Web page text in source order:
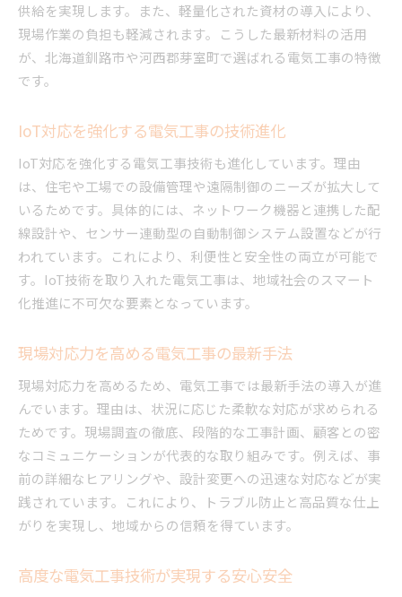
供給を実現します。また、軽量化された資材の導入により、
現場作業の負担も軽減されます。こうした最新材料の活用
が、北海道釧路市や河西郡芽室町で選ばれる電気工事の特徴
です。
IoT対応を強化する電気工事の技術進化
IoT対応を強化する電気工事技術も進化しています。理由
は、住宅や工場での設備管理や遠隔制御のニーズが拡大して
いるためです。具体的には、ネットワーク機器と連携した配
線設計や、センサー連動型の自動制御システム設置などが行
われています。これにより、利便性と安全性の両立が可能で
す。IoT技術を取り入れた電気工事は、地域社会のスマート
化推進に不可欠な要素となっています。
現場対応力を高める電気工事の最新手法
現場対応力を高めるため、電気工事では最新手法の導入が進
んでいます。理由は、状況に応じた柔軟な対応が求められる
ためです。現場調査の徹底、段階的な工事計画、顧客との密
なコミュニケーションが代表的な取り組みです。例えば、事
前の詳細なヒアリングや、設計変更への迅速な対応などが実
践されています。これにより、トラブル防止と高品質な仕上
がりを実現し、地域からの信頼を得ています。
高度な電気工事技術が実現する安心安全